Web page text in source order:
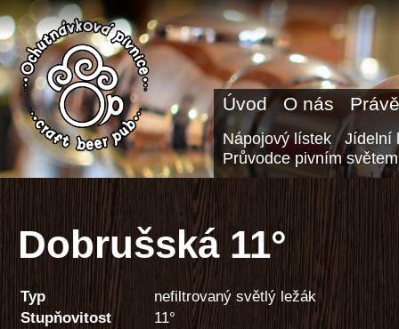
Úvod O nás
Nápojový lístek
Jídelní
Průvodce pivním světem
Dobrušská 11°
Typ
nefiltrovaný světlý ležák
Stupňovitost
11°